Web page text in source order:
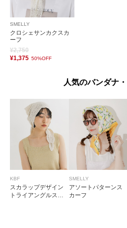
SMELLY
クロシェサンカクスカ
ーフ
¥2,750
¥1,375 50%OFF
人気のバンダナ
KBF
スカラップデザイン
トライアングルスカ
SMELLY
アソートパターンス
カーフ